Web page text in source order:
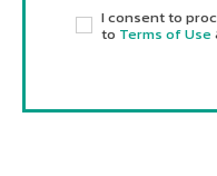
I consent to
to Terms of Use